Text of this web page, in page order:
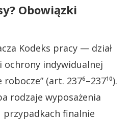
Obowiązki
Kodeks pracy — dział
ochrony indywidualnej
(art. 237⁶–237¹⁰).
rodzaje wyposażenia
finalnie